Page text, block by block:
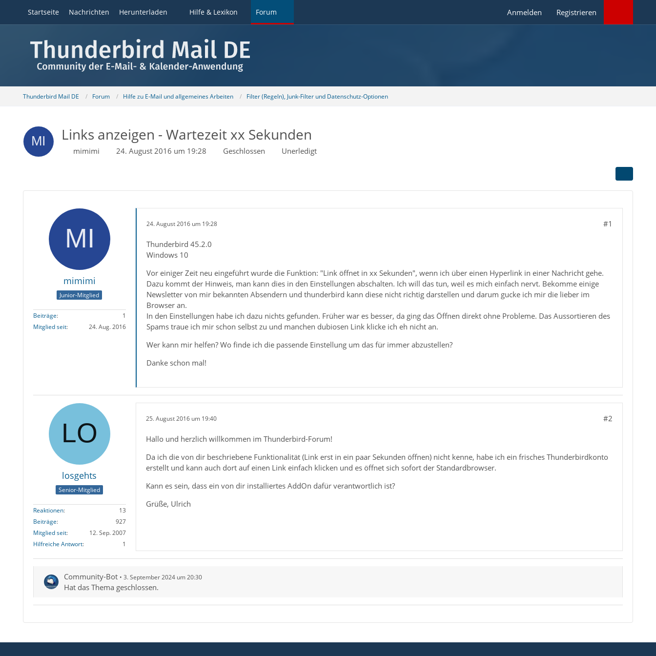
Startseite Nachrichten Herunterladen Hilfe & Lexikon Forum Anmelden Registrieren
Thunderbird Mail DE Forum Hilfe zu E-Mail und allgemeines Arbeiten Filter (Regeln), Junk-Filter und Datenschutz-Optionen
Links anzeigen - Wartezeit xx Sekunden
mimimi 24. August 2016 um 19:28 Geschlossen Unerledigt
mimimi
Junior-Mitglied
Beiträge
1
Mitglied seit
24. Aug. 2016
24. August 2016 um 19:28 #1
Thunderbird 45.2.0
Windows 10
Vor einiger Zeit neu eingeführt wurde die Funktion: "Link öffnet in xx Sekunden", wenn ich über einen Hyperlink in einer Nachricht gehe.
Dazu kommt der Hinweis, man kann dies in den Einstellungen abschalten. Ich will das tun, weil es mich einfach nervt. Bekomme einige
Newsletter von mir bekannten Absendern und thunderbird kann diese nicht richtig darstellen und darum gucke ich mir die lieber im
Browser an.
In den Einstellungen habe ich dazu nichts gefunden. Früher war es besser, da ging das Öffnen direkt ohne Probleme. Das Aussortieren des
Spams traue ich mir schon selbst zu und manchen dubiosen Link klicke ich eh nicht an.
Wer kann mir helfen? Wo finde ich die passende Einstellung um das für immer abzustellen?
Danke schon mal!
losgehts
Senior-Mitglied
Reaktionen
13
Beiträge
927
Mitglied seit
12. Sep. 2007
Hilfreiche Antwort
1
25. August 2016 um 19:40 #2
Hallo und herzlich willkommen im Thunderbird-Forum!
Da ich die von dir beschriebene Funktionalität (Link erst in ein paar Sekunden öffnen) nicht kenne, habe ich ein frisches Thunderbirdkonto
erstellt und kann auch dort auf einen Link einfach klicken und es öffnet sich sofort der Standardbrowser.
Kann es sein, dass ein von dir installiertes AddOn dafür verantwortlich ist?
Grüße, Ulrich
Community-Bot 3. September 2024 um 20:30
Hat das Thema geschlossen.